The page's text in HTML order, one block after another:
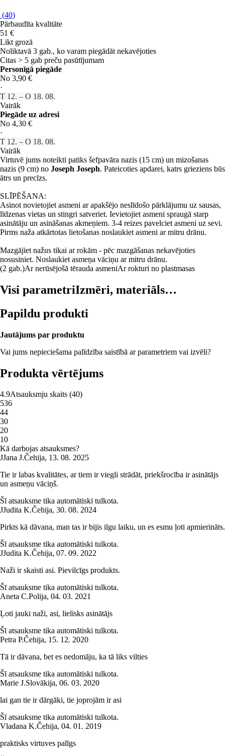
(40)
Pārbaudīta kvalitāte
51 €
Likt grozā
Noliktavā 3 gab., ko varam piegādāt nekavējoties
Citas > 5 gab preču pasūtījumam
Personīgā piegāde
No 3,90 €
·
T 12. – O 18. 08.
Vairāk
Piegāde uz adresi
No 4,30 €
·
T 12. – O 18. 08.
Vairāk
Virtuvē jums noteikti patiks šefpavāra nazis (15 cm) un mizošanas
nazis (9 cm) no Joseph Joseph. Pateicoties apdarei, katrs grieziens būs
ātrs un precīzs.
SLĪPĒŠANA:
Asinot novietojiet asmeni ar apakšējo neslīdošo pārklājumu uz sausas,
līdzenas vietas un stingri satveriet. Ievietojiet asmeni spraugā starp
asinātāju un asināšanas akmeņiem. 3-4 reizes pavelciet asmeni uz sevi.
Pirms naža atkārtotas lietošanas noslaukiet asmeni ar mitru drānu.
Mazgājiet nažus tikai ar rokām - pēc mazgāšanas nekavējoties
nosusiniet. Noslaukiet asmeņa vāciņu ar mitru drānu.
(2 gab.)Ar nerūsējošā tērauda asmeniAr rokturi no plastmasas
Visi parametriIzmēri, materiāls…
Papildu produkti
Jautājums par produktu
Vai jums nepieciešama palīdzība saistībā ar parametriem vai izvēli?
Produkta vērtējums
4.9Atsauksmju skaits (40)
536
44
30
20
10
Kā darbojas atsauksmes?
JJana J.Čehija, 13. 08. 2025
Tie ir labas kvalitātes, ar tiem ir viegli strādāt, priekšrocība ir asinātājs
un asmeņu vāciņš.
Šī atsauksme tika automātiski tulkota.
JJudita K.Čehija, 30. 08. 2024
Pirkts kā dāvana, man tas ir bijis ilgu laiku, un es esmu ļoti apmierināts.
Šī atsauksme tika automātiski tulkota.
JJudita K.Čehija, 07. 09. 2022
Naži ir skaisti asi. Pievilcīgs produkts.
Šī atsauksme tika automātiski tulkota.
Aneta C.Polija, 04. 03. 2021
Ļoti jauki naži, asi, lielisks asinātājs
Šī atsauksme tika automātiski tulkota.
Petra P.Čehija, 15. 12. 2020
Tā ir dāvana, bet es nedomāju, ka tā liks vilties
Šī atsauksme tika automātiski tulkota.
Marie J.Slovākija, 06. 03. 2020
lai gan tie ir dārgāki, tie joprojām ir asi
Šī atsauksme tika automātiski tulkota.
Vladana K.Čehija, 04. 01. 2019
praktisks virtuves palīgs